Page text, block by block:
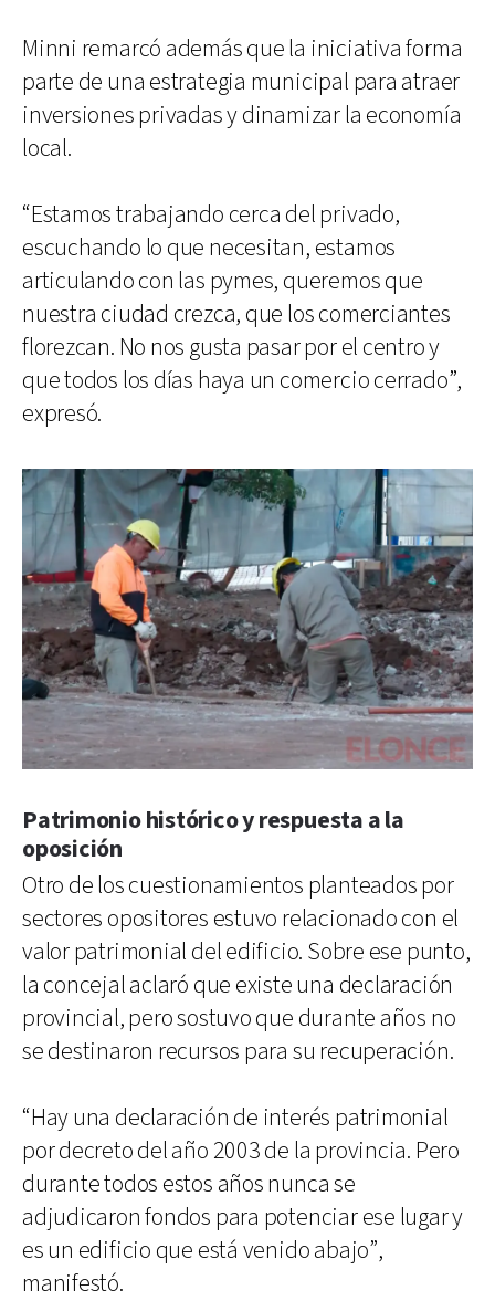
Minni remarcó además que la iniciativa forma
parte de una estrategia municipal para atraer
inversiones privadas y dinamizar la economía
local.
“Estamos trabajando cerca del privado,
escuchando lo que necesitan, estamos
articulando con las pymes, queremos que
nuestra ciudad crezca, que los comerciantes
florezcan. No nos gusta pasar por el centro y
que todos los días haya un comercio cerrado”,
expresó.
Patrimonio histórico y respuesta a la
oposición
Otro de los cuestionamientos planteados por
sectores opositores estuvo relacionado con el
valor patrimonial del edificio. Sobre ese punto,
la concejal aclaró que existe una declaración
provincial, pero sostuvo que durante años no
se destinaron recursos para su recuperación.
“Hay una declaración de interés patrimonial
por decreto del año 2003 de la provincia. Pero
durante todos estos años nunca se
adjudicaron fondos para potenciar ese lugar y
es un edificio que está venido abajo”,
manifestó.